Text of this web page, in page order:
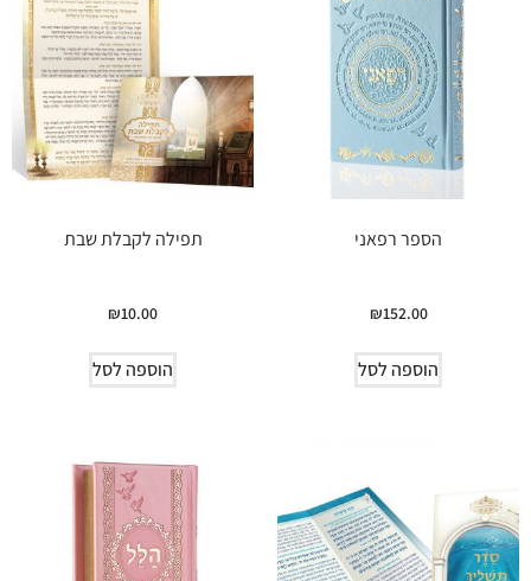
הספר רפאני
₪152.00
הוספה לסל
תפילה לקבלת שבת
₪10.00
הוספה לסל